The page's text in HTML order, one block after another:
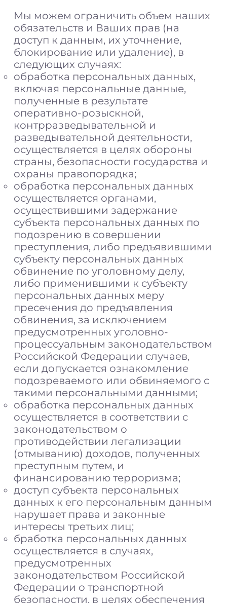
Мы можем ограничить объем наших
обязательств и Ваших прав (на
доступ к данным, их уточнение,
блокирование или удаление), в
следующих случаях:
обработка персональных данных,
включая персональные данные,
полученные в результате
оперативно-розыскной,
контрразведывательной и
разведывательной деятельности,
осуществляется в целях обороны
страны, безопасности государства и
охраны правопорядка;
обработка персональных данных
осуществляется органами,
осуществившими задержание
субъекта персональных данных по
подозрению в совершении
преступления, либо предъявившими
субъекту персональных данных
обвинение по уголовному делу,
либо применившими к субъекту
персональных данных меру
пресечения до предъявления
обвинения, за исключением
предусмотренных уголовно-
процессуальным законодательством
Российской Федерации случаев,
если допускается ознакомление
подозреваемого или обвиняемого с
такими персональными данными;
обработка персональных данных
осуществляется в соответствии с
законодательством о
противодействии легализации
(отмыванию) доходов, полученных
преступным путем, и
финансированию терроризма;
доступ субъекта персональных
данных к его персональным данным
нарушает права и законные
интересы третьих лиц;
бработка персональных данных
осуществляется в случаях,
предусмотренных
законодательством Российской
Федерации о транспортной
безопасности, в целях обеспечения